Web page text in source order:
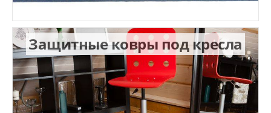
Защитные ковры под кресла